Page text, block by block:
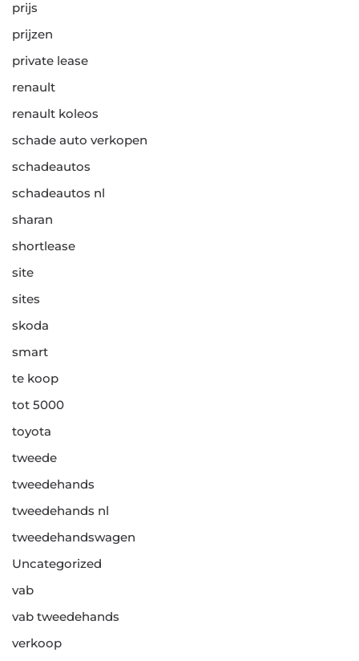
prijs
prijzen
private lease
renault
renault koleos
schade auto verkopen
schadeautos
schadeautos nl
sharan
shortlease
site
sites
skoda
smart
te koop
tot 5000
toyota
tweede
tweedehands
tweedehands nl
tweedehandswagen
Uncategorized
vab
vab tweedehands
verkoop